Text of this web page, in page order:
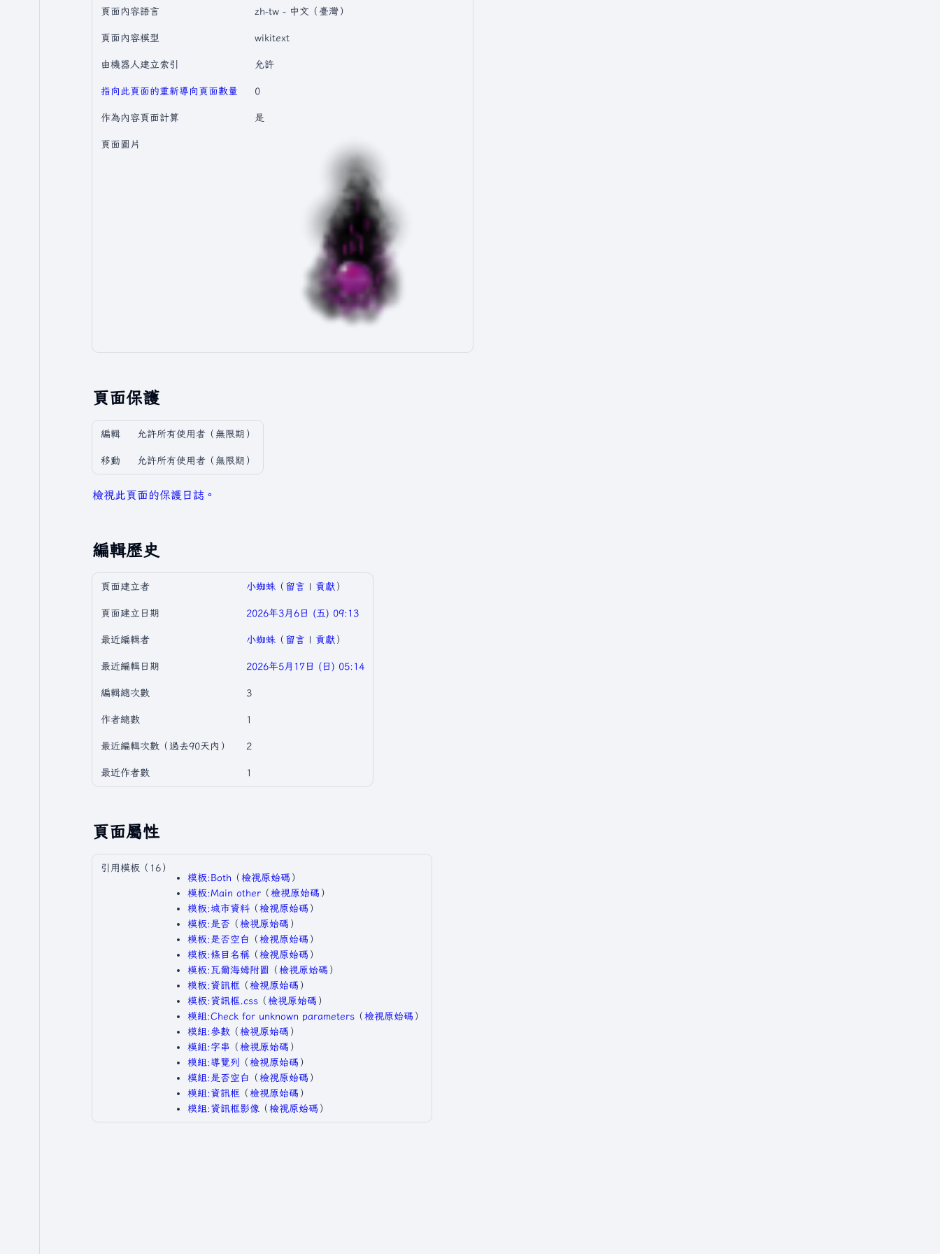
頁面內容語言 zh-tw - 中文（臺灣）
頁面內容模型 wikitext
由機器人建立索引 允許
指向此頁面的重新導向頁面數量 0
作為內容頁面計算 是
頁面圖片
頁面保護
編輯 允許所有使用者​（無限期）
移動 允許所有使用者​（無限期）
檢視此頁面的保護日誌。
編輯歷史
頁面建立者 小蜘蛛 （ 留言 | 貢獻 ）
頁面建立日期 2026年3月6日 (五) 09:13
最近編輯者 小蜘蛛 （ 留言 | 貢獻 ）
最近編輯日期 2026年5月17日 (日) 05:14
編輯總次數 3
作者總數 1
最近編輯次數（過去90天內） 2
最近作者數 1
頁面屬性
引用模板（16）
模板:Both ​（檢視原始碼 ）​
模板:Main other ​（檢視原始碼 ）​
模板:城市資料 ​（檢視原始碼 ）​
模板:是否 ​（檢視原始碼 ）​
模板:是否空白 ​（檢視原始碼 ）​
模板:條目名稱 ​（檢視原始碼 ）​
模板:瓦爾海姆附圖
​（檢視原始碼 ）​
模板:資訊框 ​（檢視原始碼 ）​
模板:資訊框.css ​（檢視原始碼 ）​
模組:Check for unknown parameters ​（檢視原始碼 ）​
模組:參數 ​（檢視原始碼 ）​
模組:字串 ​（檢視原始碼 ）​
模組:導覽列
​（檢視原始碼 ）​
模組:是否空白 ​（檢視原始碼 ）​
模組:資訊框 ​（檢視原始碼 ）​
模組:資訊框影像 ​（檢視原始碼 ）​